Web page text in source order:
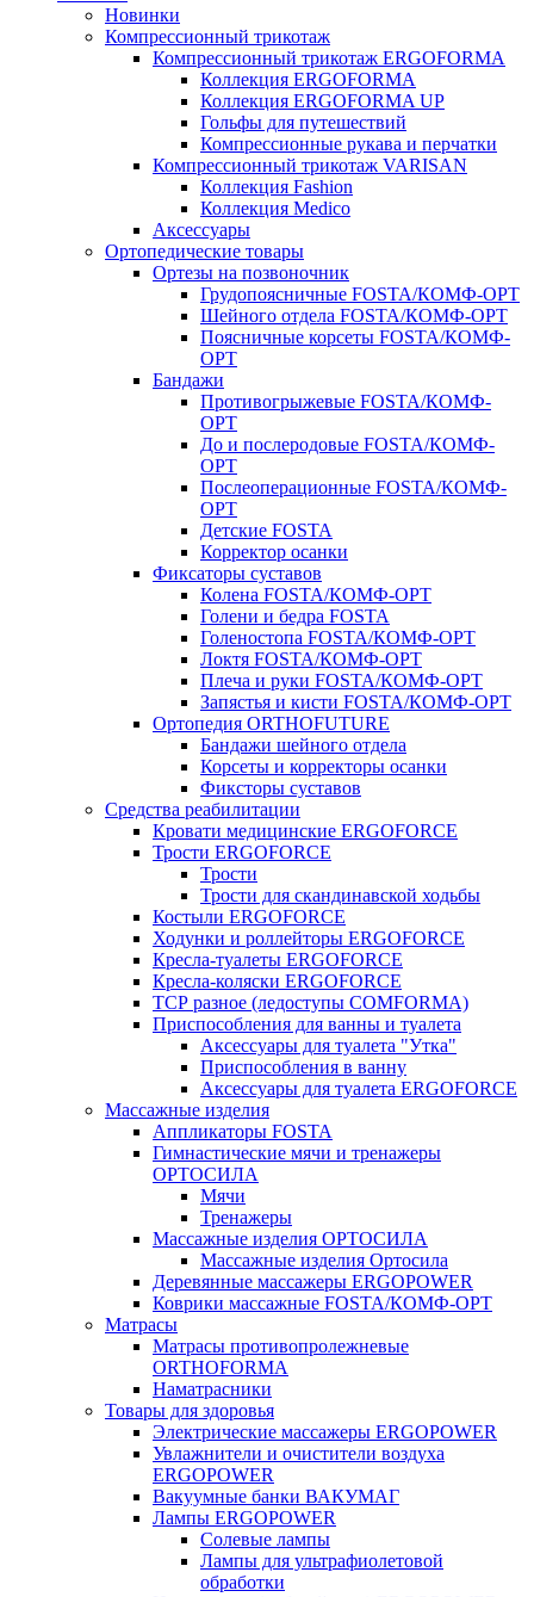
Новинки
Компрессионный трикотаж
Компрессионный трикотаж ERGOFORMA
Коллекция ERGOFORMA
Коллекция ERGOFORMA UP
Гольфы для путешествий
Компрессионные рукава и перчатки
Компрессионный трикотаж VARISAN
Коллекция Fashion
Коллекция Medico
Аксессуары
Ортопедические товары
Ортезы на позвоночник
Грудопоясничные FOSTA/КОМФ-ОРТ
Шейного отдела FOSTA/КОМФ-ОРТ
Поясничные корсеты FOSTA/КОМФ-
ОРТ
Бандажи
Противогрыжевые FOSTA/КОМФ-
ОРТ
До и послеродовые FOSTA/КОМФ-
ОРТ
Послеоперационные FOSTA/КОМФ-
ОРТ
Детские FOSTA
Корректор осанки
Фиксаторы суставов
Колена FOSTA/КОМФ-ОРТ
Голени и бедра FOSTA
Голеностопа FOSTA/КОМФ-ОРТ
Локтя FOSTA/КОМФ-ОРТ
Плеча и руки FOSTA/КОМФ-ОРТ
Запястья и кисти FOSTA/КОМФ-ОРТ
Ортопедия ORTHOFUTURE
Бандажи шейного отдела
Корсеты и корректоры осанки
Фиксторы суставов
Средства реабилитации
Кровати медицинские ERGOFORCE
Трости ERGOFORCE
Трости
Трости для скандинавской ходьбы
Костыли ERGOFORCE
Ходунки и роллейторы ERGOFORCE
Кресла-туалеты ERGOFORCE
Кресла-коляски ERGOFORCE
ТСР разное (ледоступы COMFORMA)
Приспособления для ванны и туалета
Аксессуары для туалета "Утка"
Приспособления в ванну
Аксессуары для туалета ERGOFORCE
Массажные изделия
Аппликаторы FOSTA
Гимнастические мячи и тренажеры
ОРТОСИЛА
Мячи
Тренажеры
Массажные изделия ОРТОСИЛА
Массажные изделия Ортосила
Деревянные массажеры ERGOPOWER
Коврики массажные FOSTA/КОМФ-ОРТ
Матрасы
Матрасы противопролежневые
ORTHOFORMA
Наматрасники
Товары для здоровья
Электрические массажеры ERGOPOWER
Увлажнители и очистители воздуха
ERGOPOWER
Вакуумные банки ВАКУМАГ
Лампы ERGOPOWER
Солевые лампы
Лампы для ультрафиолетовой
обработки